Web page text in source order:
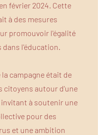
février 2024. Cette
à des mesures
promouvoir l'égalité
dans l'éducation.
campagne était de
citoyens autour d'une
à soutenir une
pour des
et une ambition